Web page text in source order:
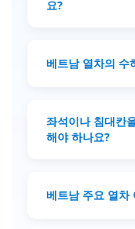
요?
한 식사, 간식,
베트남 열차의 수
규정은 유연하
기 쉽고 안전하
좌석이나 침대칸
해야 하나요?
전에 예약하는
베트남 주요 열차